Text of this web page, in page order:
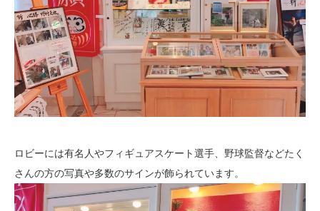
ロビーには有名人やフィギュアスケート選手、野球監督などたく
さんの方の写真や多数のサインが飾られています。